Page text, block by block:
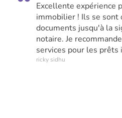
Excellente expérience
immobilier ! Ils se sont
documents jusqu'à la
notaire. Je
services pour les prêts
ricky sidhu